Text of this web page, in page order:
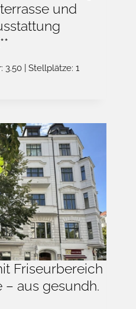
und
3.50 | Stellplätze: 1
U
Friseurbereich
– aus gesundh.